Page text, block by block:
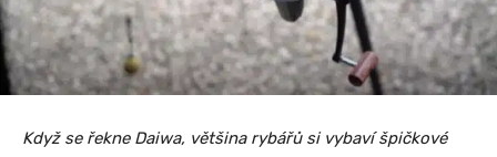
Když se řekne Daiwa, většina rybářů si vybaví špičkové